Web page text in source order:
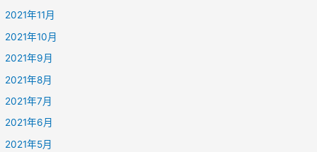
2021年11月
2021年10月
2021年9月
2021年8月
2021年7月
2021年6月
2021年5月